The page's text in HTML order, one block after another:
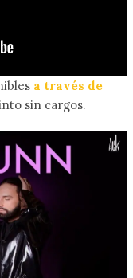
a través de
sin cargos.